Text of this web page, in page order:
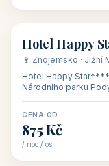
🏨 hotel
Hotel Happy
🍷 Znojemsko · Jižní
Hotel Happy
Národního parku
CENA OD
875 Kč
/ noc / os.